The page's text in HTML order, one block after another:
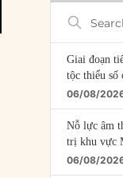
Search
Episodes
Giai đoạn
tộc thiểu số
06/08/
Nỗ lực âm
trị khu vực
06/08/